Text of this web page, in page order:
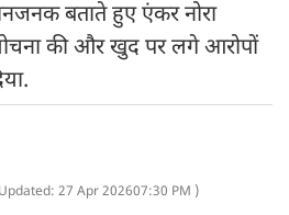
बताते हुए एंकर नोरा
की और खुद पर लगे आरोपों
Updated: 27 Apr 202607:30 PM )